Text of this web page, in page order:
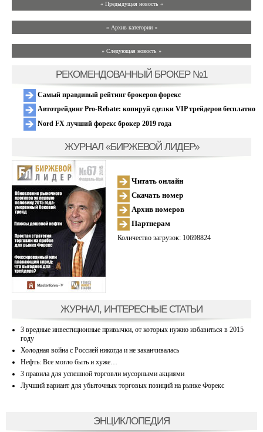
« Предыдущая новость «
» Архив категории «
» Следующая новость »
РЕКОМЕНДОВАННЫЙ БРОКЕР №1
Самый правдивый рейтинг брокеров форекс
Автотрейдинг Pro-Rebate: копируй сделки VIP трейдеров бесплатно
Nord FX лучший форекс брокер 2019 года
ЖУРНАЛ «БИРЖЕВОЙ ЛИДЕР»
Читать онлайн
Скачать номер
Архив номеров
Партнерам
Количество загрузок: 10698824
ЖУРНАЛ, ИНТЕРЕСНЫЕ СТАТЬИ
3 вредные инвестиционные привычки, от которых нужно избавиться в 2015
году
Холодная война с Россией никогда и не заканчивалась
Нефть: Все могло быть и хуже…
3 правила для успешной торговли мусорными акциями
Лучший вариант для убыточных торговых позиций на рынке Форекс
ЭНЦИКЛОПЕДИЯ